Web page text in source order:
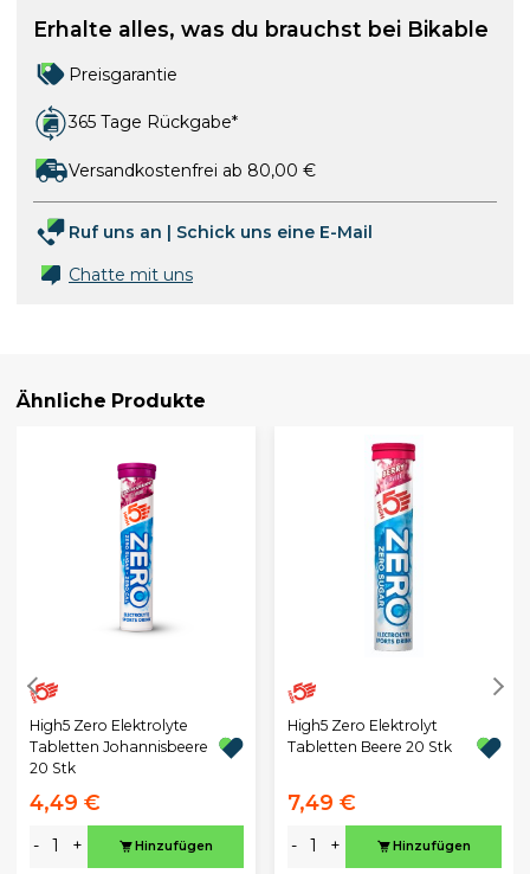
Erhalte alles, was du brauchst bei Bikable
Preisgarantie
365 Tage Rückgabe*
Versandkostenfrei ab 80,00 €
Ruf uns an | Schick uns eine E-Mail
Chatte mit uns
Ähnliche Produkte
High5 Zero Elektrolyte
Tabletten Johannisbeere
20 Stk
4,49 €
- + Hinzufügen
High5 Zero Elektrolyt
Tabletten Beere 20 Stk
7,49 €
- + Hinzufügen